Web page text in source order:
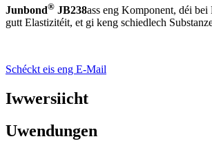
Junbond® JB238ass eng Komponent, déi
gutt Elastizitéit, et gi keng schiedlech
Schéckt eis eng E-Mail
Iwwersiicht
Uwendungen